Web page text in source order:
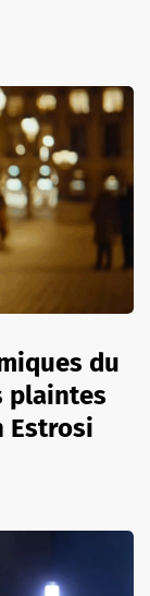
du
plaintes
Estrosi